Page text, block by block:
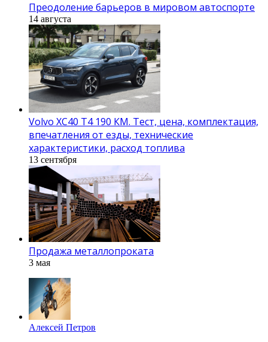
Преодоление барьеров в мировом автоспорте
14 августа
Volvo XC40 T4 190 КМ. Тест, цена, комплектация,
впечатления от езды, технические
характеристики, расход топлива
13 сентября
Продажа металлопроката
3 мая
Алексей Петров